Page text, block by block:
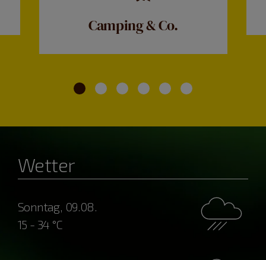
Camping & Co.
Wetter
Sonntag, 09.08.
15 - 34 °C